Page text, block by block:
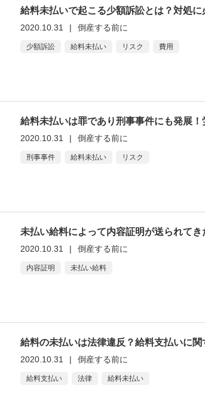
給料未払いで起こる少額訴訟とは？対処に
2020.10.31 | 倒産する前に
少額訴訟 給料未払い リスク 費用
給料未払いは罪であり刑事事件にも発展！
2020.10.31 | 倒産する前に
刑事事件 給料未払い リスク
未払い給料によって内容証明が送られてき
2020.10.31 | 倒産する前に
内容証明 未払い給料
給料の未払いは法律違反？給料支払いに関
2020.10.31 | 倒産する前に
給料支払い 法律 給料未払い